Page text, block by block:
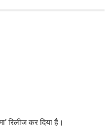
रिलीज कर दिया है।